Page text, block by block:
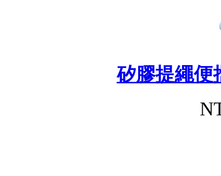
矽膠提繩便